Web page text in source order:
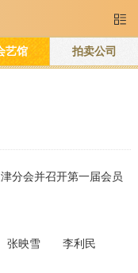

艺馆 拍卖公司
分会并召开第一届会员
映雪 李利民